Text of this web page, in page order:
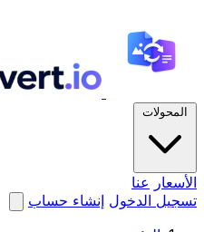
المحولات
الأسعار عنا
تسجيل الدخول إنشاء حساب